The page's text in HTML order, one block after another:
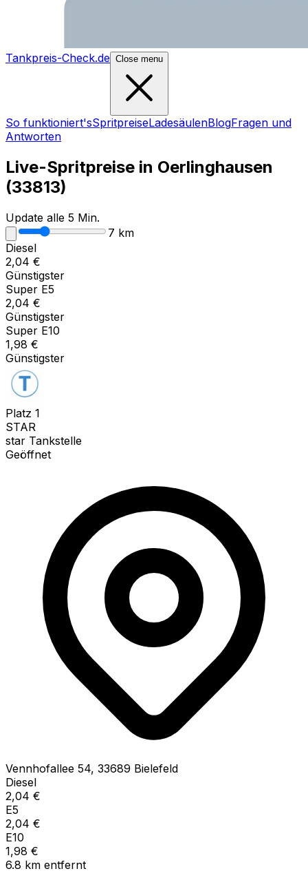
Tankpreis-Check.de Close menu
So funktioniert'sSpritpreiseLadesäulenBlogFragen und
Antworten
Live-Spritpreise in Oerlinghausen
(33813)
Update alle 5 Min.
7 km
Diesel
2,04 €
Günstigster
Super E5
2,04 €
Günstigster
Super E10
1,98 €
Günstigster
Platz 1
STAR
star Tankstelle
Geöffnet
Vennhofallee 54, 33689 Bielefeld
Diesel
2,04 €
E5
2,04 €
E10
1,98 €
6.8 km entfernt